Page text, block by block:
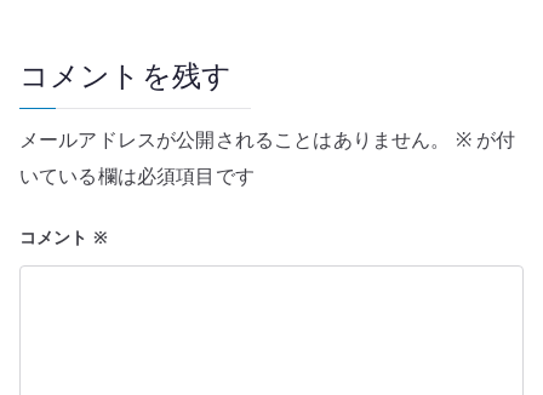
ゲ
ー
シ
ン
コメントを残す
メールアドレスが公開されることはありません。 ※が付
いている欄は必須項目です
コメント ※